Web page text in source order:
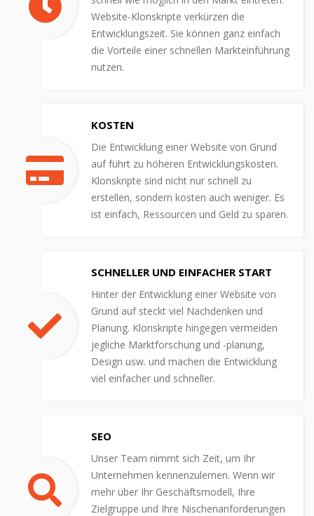
Website-Klonskripte verkürzen die
Entwicklungszeit. Sie können ganz einfach
die Vorteile einer schnellen Markteinführung
nutzen.
KOSTEN
Die Entwicklung einer Website von Grund
auf führt zu höheren Entwicklungskosten.
Klonskripte sind nicht nur schnell zu
erstellen, sondern kosten auch weniger. Es
ist einfach, Ressourcen und Geld zu sparen.
SCHNELLER UND EINFACHER START
Hinter der Entwicklung einer Website von
Grund auf steckt viel Nachdenken und
Planung. Klonskripte hingegen vermeiden
jegliche Marktforschung und -planung,
Design usw. und machen die Entwicklung
viel einfacher und schneller.
SEO
Unser Team nimmt sich Zeit, um Ihr
Unternehmen kennenzulernen. Wenn wir
mehr über Ihr Geschäftsmodell, Ihre
Zielgruppe und Ihre Nischenanforderungen